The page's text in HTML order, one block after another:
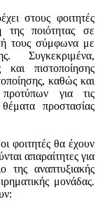
στους φοιτητές
της ποιότητας σε
τους σύμφωνα με
Συγκεκριμένα,
και πιστοποίησης
καθώς και
για τις
θέματα προστασίας
φοιτητές θα έχουν
απαραίτητες για
αναπτυξιακής
μονάδας.